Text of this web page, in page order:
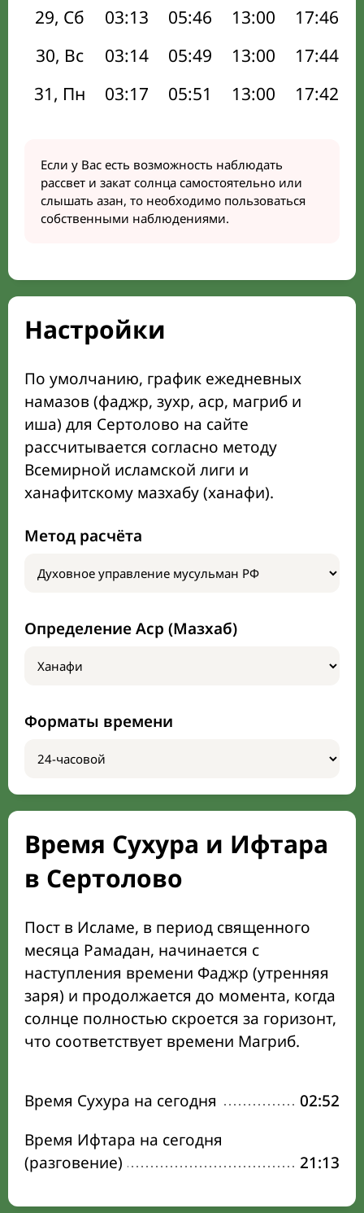
29, Сб
03:13 05:46 13:00 17:46
30, Вс
03:14 05:49 13:00 17:44
31, Пн
03:17 05:51 13:00 17:42
Если у Вас есть возможность наблюдать
рассвет и закат солнца самостоятельно или
слышать азан, то необходимо пользоваться
собственными наблюдениями.
Настройки
По умолчанию, график ежедневных
намазов (фаджр, зухр, аср, магриб и
иша) для Сертолово на сайте
рассчитывается согласно методу
Всемирной исламской лиги и
ханафитскому мазхабу (ханафи).
Метод расчёта
Определение Аср (Мазхаб)
Форматы времени
Время Сухура и Ифтара
в Сертолово
Пост в Исламе, в период священного
месяца Рамадан, начинается с
наступления времени Фаджр (утренняя
заря) и продолжается до момента, когда
солнце полностью скроется за горизонт,
что соответствует времени Магриб.
Время Сухура на сегодня
02:52
Время Ифтара на сегодня
(разговение)
21:13